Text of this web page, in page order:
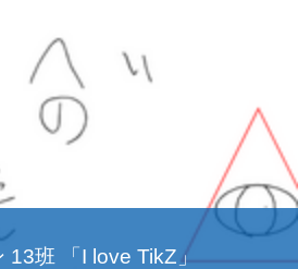
13班 「I love TikZ」